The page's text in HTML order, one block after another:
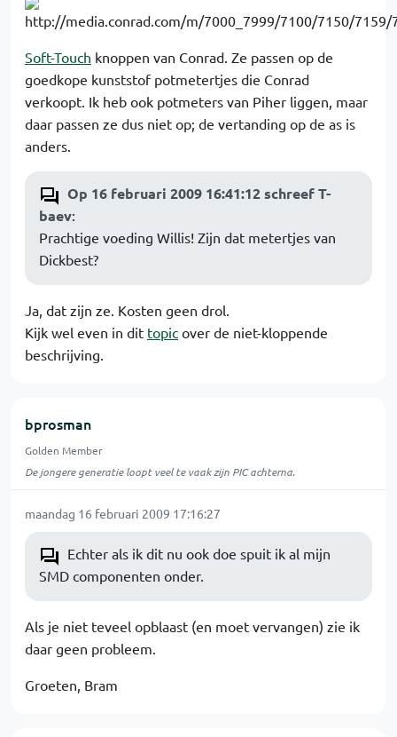
Soft-Touch knoppen van Conrad. Ze passen op de
goedkope kunststof potmetertjes die Conrad
verkoopt. Ik heb ook potmeters van Piher liggen, maar
daar passen ze dus niet op; de vertanding op de as is
anders.
Op 16 februari 2009 16:41:12 schreef T-
baev:
Prachtige voeding Willis! Zijn dat metertjes van
Dickbest?
Ja, dat zijn ze. Kosten geen drol.
Kijk wel even in dit topic over de niet-kloppende
beschrijving.
bprosman
Golden Member
De jongere generatie loopt veel te vaak zijn PIC achterna.
maandag 16 februari 2009 17:16:27
Echter als ik dit nu ook doe spuit ik al mijn
SMD componenten onder.
Als je niet teveel opblaast (en moet vervangen) zie ik
daar geen probleem.
Groeten, Bram